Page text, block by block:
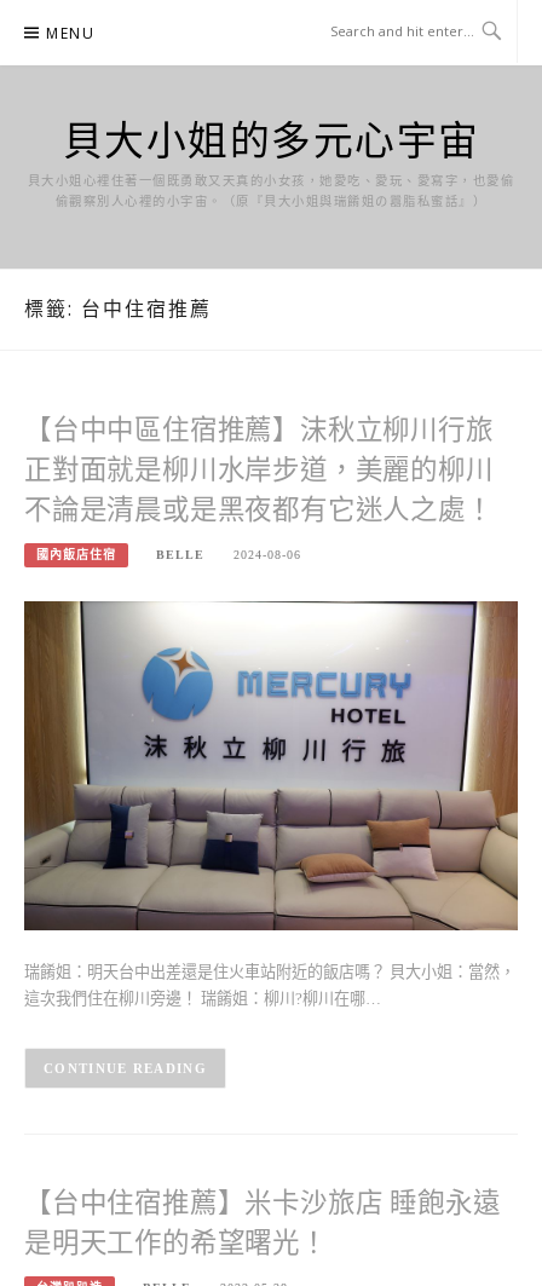
content
MENU
貝大小姐的多元心宇宙
貝大小姐心裡住著一個既勇敢又天真的小女孩，她愛吃、愛玩、愛寫字，也愛偷
偷觀察別人心裡的小宇宙。（原『貝大小姐與瑞餚姐の囂脂私蜜話』）
標籤: 台中住宿推薦
【台中中區住宿推薦】沫秋立柳川行旅
正對面就是柳川水岸步道，美麗的柳川
不論是清晨或是黑夜都有它迷人之處！
國內飯店住宿 BELLE 2024-08-06
瑞餚姐：明天台中出差還是住火車站附近的飯店嗎？ 貝大小姐：當然，
這次我們住在柳川旁邊！ 瑞餚姐：柳川?柳川在哪…
CONTINUE READING
【台中住宿推薦】米卡沙旅店 睡飽永遠
是明天工作的希望曙光！